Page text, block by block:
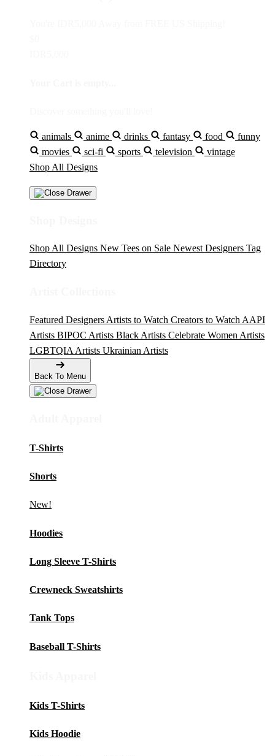
animals anime drinks fantasy food
funny
movies
sci-fi sports television
vintage
Shop All Designs
Shop All Designs New Tees on Sale Newest Designers Tag
Directory
Featured Designers Artists to Watch Creators to Watch AAPI
Artists BIPOC Artists Black Artists Celebrate Women Artists
LGBTQIA Artists Ukrainian Artists
Back To Menu
T-Shirts
Shorts
New!
Hoodies
Long Sleeve T-Shirts
Crewneck Sweatshirts
Tank Tops
Baseball T-Shirts
Kids T-Shirts
Kids Hoodie